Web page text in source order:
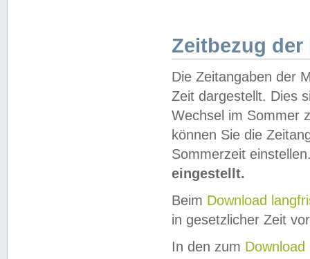
Zeitbezug der
Die Zeitangaben der
Zeit dargestellt. Dies
Wechsel im Sommer
können Sie die
Sommerzeit
eingestellt.
Beim Download
in gesetzlicher Zeit
In den zum Download